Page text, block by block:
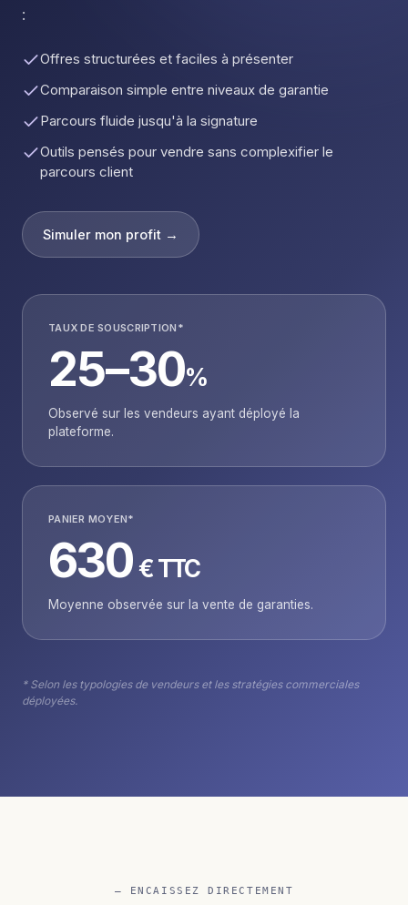
:
Offres structurées et faciles à présenter
Comparaison simple entre niveaux de garantie
Parcours fluide jusqu'à la signature
Outils pensés pour vendre sans complexifier le
parcours client
Simuler mon profit →
TAUX DE SOUSCRIPTION*
25–30%
Observé sur les vendeurs ayant déployé la
plateforme.
PANIER MOYEN*
630€ TTC
Moyenne observée sur la vente de garanties.
* Selon les typologies de vendeurs et les stratégies commerciales
déployées.
— ENCAISSEZ DIRECTEMENT